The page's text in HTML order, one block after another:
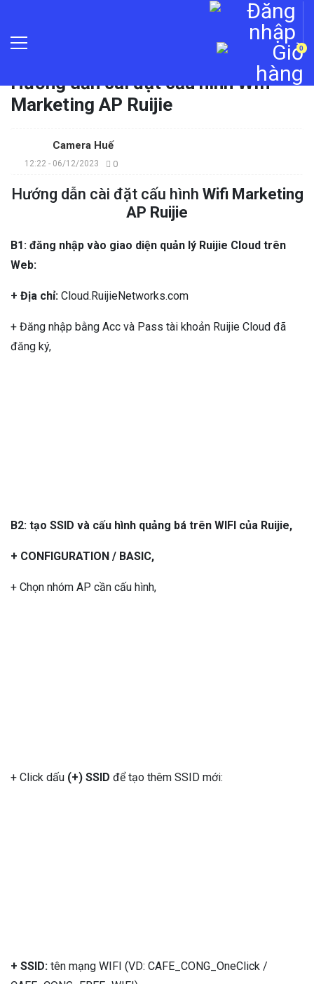
0
Hướng dẫn cài đặt cấu hình Wifi
Marketing AP Ruijie
Camera Huế
12:22 - 06/12/2023 0
Hướng dẫn cài đặt cấu hình Wifi Marketing
AP Ruijie
B1: đăng nhập vào giao diện quản lý Ruijie Cloud trên
Web:
+ Địa chỉ: Cloud.RuijieNetworks.com
+ Đăng nhập bằng Acc và Pass tài khoản Ruijie Cloud đã
đăng ký,
B2: tạo SSID và cấu hình quảng bá trên WIFI của Ruijie,
+ CONFIGURATION / BASIC,
+ Chọn nhóm AP cần cấu hình,
+ Click dấu (+) SSID để tạo thêm SSID mới:
+ SSID: tên mạng WIFI (VD: CAFE_CONG_OneClick /